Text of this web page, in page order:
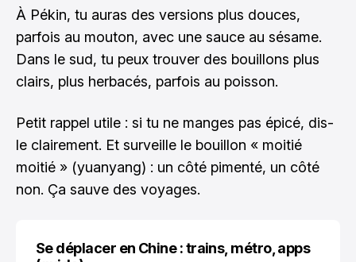
À Pékin, tu auras des versions plus douces,
parfois au mouton, avec une sauce au sésame.
Dans le sud, tu peux trouver des bouillons plus
clairs, plus herbacés, parfois au poisson.
Petit rappel utile : si tu ne manges pas épicé, dis-
le clairement. Et surveille le bouillon « moitié
moitié » (yuanyang) : un côté pimenté, un côté
non. Ça sauve des voyages.
Se déplacer en Chine : trains, métro, apps